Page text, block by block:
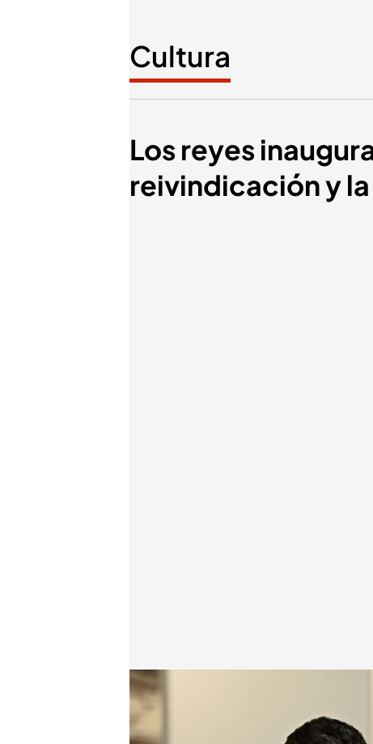
Cultura
Los reyes
reivindicación y
Redacción digital Noticias Cuatro Europa
05 MAR 2025 - 20:53h.